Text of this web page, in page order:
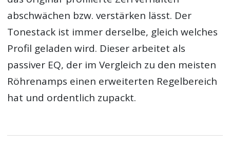
abschwächen bzw. verstärken lässt. Der
Tonestack ist immer derselbe, gleich welches
Profil geladen wird. Dieser arbeitet als
passiver EQ, der im Vergleich zu den meisten
Röhrenamps einen erweiterten Regelbereich
hat und ordentlich zupackt.